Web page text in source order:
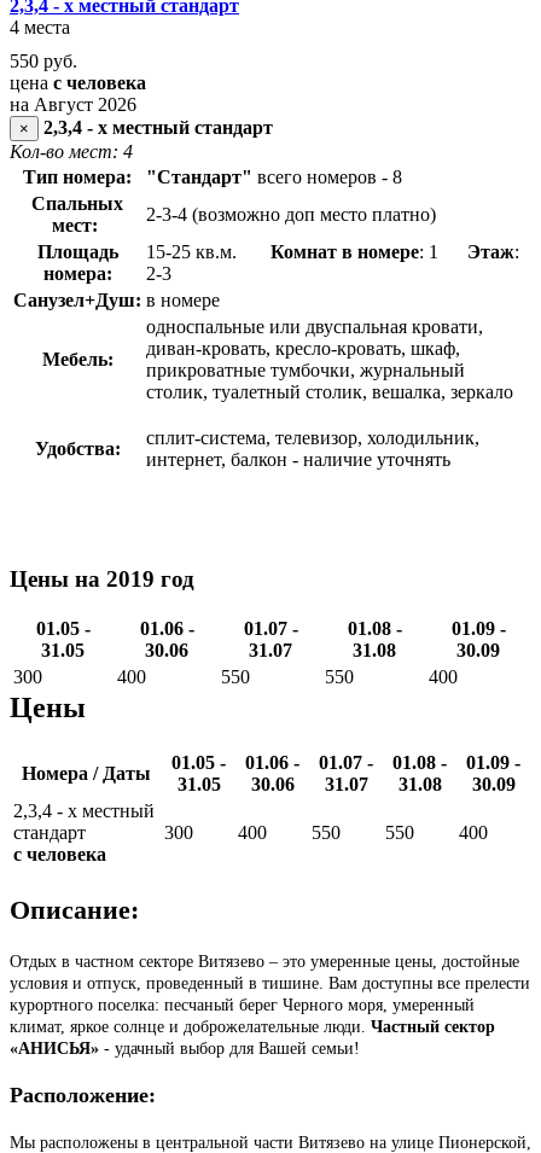
2,3,4 - х местный стандарт
4 места
550 руб.
цена с человека
на Август 2026
×
2,3,4 - х местный стандарт
Кол-во мест: 4
Тип номера:
"Стандарт" всего номеров - 8
Спальных
мест:
2-3-4 (возможно доп место платно)
Площадь
номера:
15-25 кв.м. Комнат в номере: 1 Этаж:
2-3
Санузел+Душ: в номере
Мебель:
односпальные или двуспальная кровати,
диван-кровать, кресло-кровать, шкаф,
прикроватные тумбочки, журнальный
столик, туалетный столик, вешалка, зеркало
Удобства:
сплит-система, телевизор, холодильник,
интернет, балкон - наличие уточнять
Цены на 2019 год
01.05 -
31.05
01.06 -
30.06
01.07 -
31.07
01.08 -
31.08
01.09 -
30.09
300
400 550 550 400
Цены
Номера / Даты
01.05 -
31.05
01.06 -
30.06
01.07 -
31.07
01.08 -
31.08
01.09 -
30.09
2,3,4 - х местный
стандарт
с человека
300 400 550 550 400
Описание:
Отдых в частном секторе Витязево – это умеренные цены, достойные
условия и отпуск, проведенный в тишине. Вам доступны все прелести
курортного поселка: песчаный берег Черного моря, умеренный
климат, яркое солнце и доброжелательные люди. Частный сектор
«АНИСЬЯ» - удачный выбор для Вашей семьи!
Расположение:
Мы расположены в центральной части Витязево на улице Пионерской,